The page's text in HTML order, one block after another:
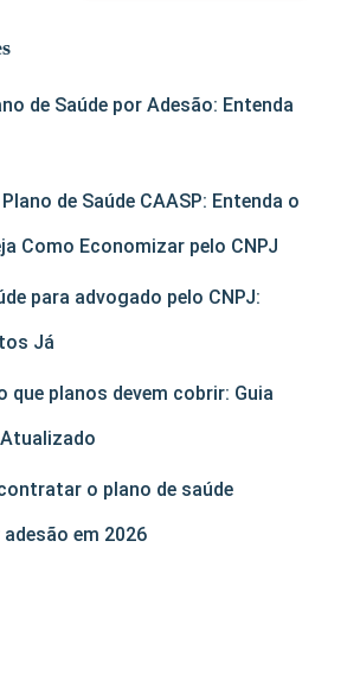
de Saúde por Adesão: Entenda
de Saúde CAASP: Entenda o
Como Economizar pelo CNPJ
para advogado pelo CNPJ:
Já
que planos devem cobrir: Guia
o plano de saúde
em 2026